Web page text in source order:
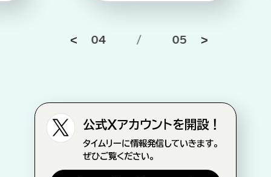
05 / 05
公式Xアカウントを開設！
タイムリーに情報発信していきます。
ぜひご覧ください。